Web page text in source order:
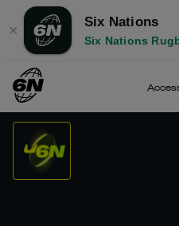
✕
Six Nations
Six Nations